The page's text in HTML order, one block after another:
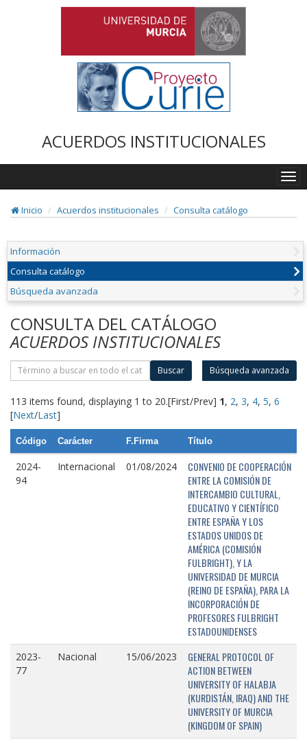
ACUERDOS INSTITUCIONALES
Inicio
Acuerdos institucionales Consulta catálogo
Información
Consulta catálogo
Búsqueda avanzada
CONSULTA DEL CATÁLOGO
ACUERDOS INSTITUCIONALES
Buscar Búsqueda avanzada
113 items found, displaying 1 to 20.[First/Prev] 1, 2, 3, 4, 5, 6
[Next/Last]
Código Carácter F.Firma Título
2024-
94
Internacional 01/08/2024
CONVENIO DE COOPERACIÓN
ENTRE LA COMISIÓN DE
INTERCAMBIO CULTURAL,
EDUCATIVO Y CIENTÍFICO
ENTRE ESPAÑA Y LOS
ESTADOS UNIDOS DE
AMÉRICA (COMISIÓN
FULBRIGHT), Y LA
UNIVERSIDAD DE MURCIA
(REINO DE ESPAÑA), PARA LA
INCORPORACIÓN DE
PROFESORES FULBRIGHT
ESTADOUNIDENSES
2023-
77
Nacional 15/06/2023
GENERAL PROTOCOL OF
ACTION BETWEEN
UNIVERSITY OF HALABJA
(KURDISTÁN, IRAQ) AND THE
UNIVERSITY OF MURCIA
(KINGDOM OF SPAIN)